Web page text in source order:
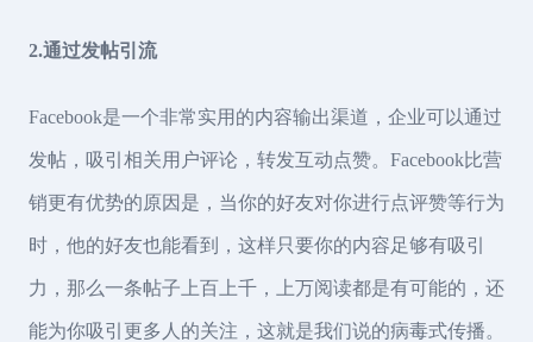
2.通过发帖引流
Facebook是一个非常实用的内容输出渠道，企业可以通过
发帖，吸引相关用户评论，转发互动点赞。Facebook比营
销更有优势的原因是，当你的好友对你进行点评赞等行为
时，他的好友也能看到，这样只要你的内容足够有吸引
力，那么一条帖子上百上千，上万阅读都是有可能的，还
能为你吸引更多人的关注，这就是我们说的病毒式传播。